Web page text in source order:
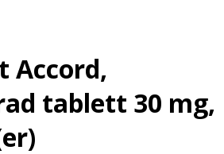
Accord,
tablett 30 mg,